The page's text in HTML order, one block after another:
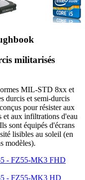
militarisés
MIL-STD 8xx et
durcis et semi-durcis
pour résister aux
et aux infiltrations d'eau
sont équipés d'écrans
lisibles au soleil (en
modèles).
- FZ55-MK3 FHD
- FZ55-MK3 HD